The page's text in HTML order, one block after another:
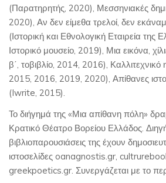
(Παρατηρητής, 2020), Μεσσηνιακές
2020), Αν δεν είμεθα τρελοί, δεν
(Ιστορική και Εθνολογική Εταιρεία της
Ιστορικό μουσείο, 2019), Μια εικόνα,
β΄, τοβιβλίο, 2014, 2016), Καλλιτεχνικό
2015, 2016, 2019, 2020), Απίθανες
(Iwrite, 2015).
Το διήγημά της «Μια απίθανη πόλη»
Κρατικό Θέατρο Βορείου Ελλάδος.
βιβλιοπαρουσιάσεις της έχουν
ιστοσελίδες oanagnostis.gr,
greekpoetics.gr. Συνεργάζεται με το